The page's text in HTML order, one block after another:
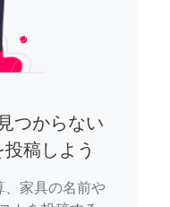
つからない
稿しよう
、家具の名前や